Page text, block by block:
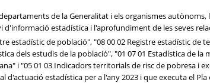
de la Generalitat i els organismes
estadística i l'aprofundiment de les seves
estadístic de població", "08 00 02 Registre estadístic de
dels estudis de la població", "01 07 01 Estadística de
i "05 01 03 Indicadors territorials de risc de pobresa i
estadística per a l'any 2023 i que executa el